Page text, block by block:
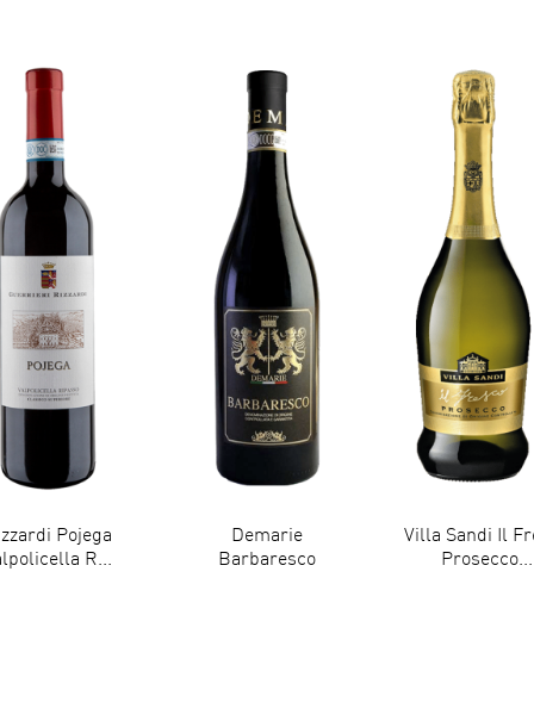
Pojega
R...
Demarie
Barbaresco
Villa Sandi Il
Prosecco...